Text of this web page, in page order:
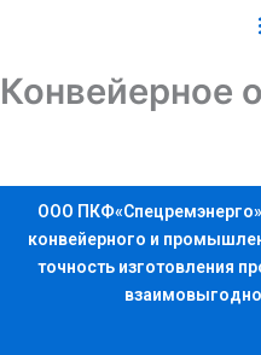
Конвейерное
ООО
конвейерного и
точность изготовления